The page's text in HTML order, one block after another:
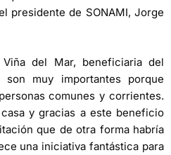
presidente de SONAMI, Jorge
del Mar, beneficiaria del
son muy importantes porque
comunes y corrientes.
y gracias a este beneficio
que de otra forma habría
una iniciativa fantástica para